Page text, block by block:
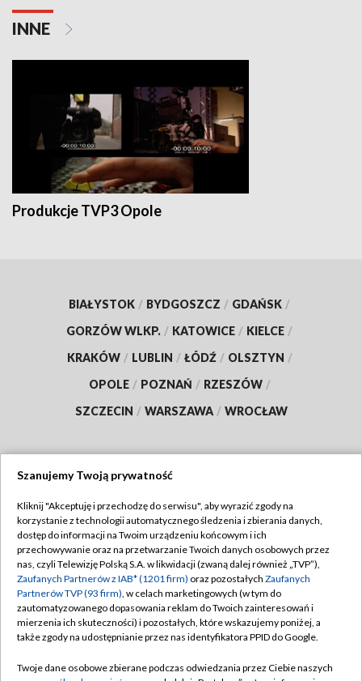
INNE
Produkcje TVP3 Opole
BIAŁYSTOK / BYDGOSZCZ / GDAŃSK /
GORZÓW WLKP. / KATOWICE / KIELCE /
KRAKÓW / LUBLIN / ŁÓDŹ / OLSZTYN /
OPOLE / POZNAŃ / RZESZÓW /
SZCZECIN / WARSZAWA / WROCŁAW
TVP
Abonament TVP
Emisja w TVP
Centrum informacji TVP
Naziemna Telewizja Cyfrowa
Regulamin TVP
Polityka prywatności
Moje zgody
Pomoc
Szanujemy Twoją prywatność
Kliknij "Akceptuję i przechodzę do serwisu", aby wyrazić zgody na
korzystanie z technologii automatycznego śledzenia i zbierania danych,
dostęp do informacji na Twoim urządzeniu końcowym i ich
przechowywanie oraz na przetwarzanie Twoich danych osobowych przez
nas, czyli Telewizję Polską S.A. w likwidacji (zwaną dalej również „TVP”),
Zaufanych Partnerów z IAB* (1201 firm) oraz pozostałych Zaufanych
Partnerów TVP (93 firm), w celach marketingowych (w tym do
zautomatyzowanego dopasowania reklam do Twoich zainteresowań i
mierzenia ich skuteczności) i pozostałych, które wskazujemy poniżej, a
także zgody na udostępnianie przez nas identyfikatora PPID do Google.
Twoje dane osobowe zbierane podczas odwiedzania przez Ciebie naszych